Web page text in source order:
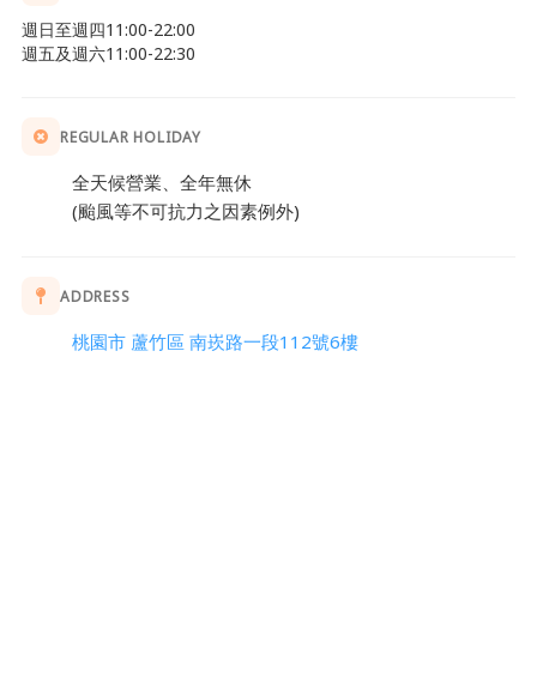
週日至週四11:00-22:00
週五及週六11:00-22:30
REGULAR HOLIDAY
全天候營業、全年無休
(颱風等不可抗力之因素例外)
ADDRESS
桃園市 蘆竹區 南崁路一段112號6樓